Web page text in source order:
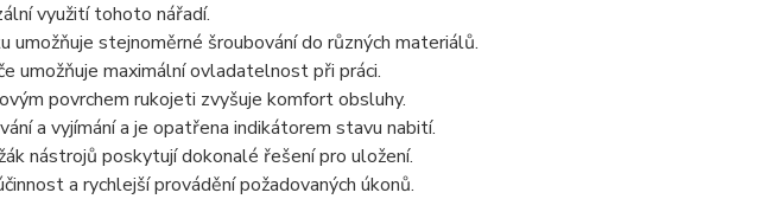
využití tohoto nářadí.
stejnoměrné šroubování do různých materiálů.
umožňuje maximální ovladatelnost při práci.
povrchem rukojeti zvyšuje komfort obsluhy.
a vyjímání a je opatřena indikátorem stavu nabití.
nástrojů poskytují dokonalé řešení pro uložení.
a rychlejší provádění požadovaných úkonů.